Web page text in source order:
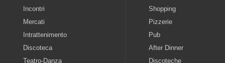
Incontri
Mercati
Intrattenimento
Discoteca
Teatro-Danza
Shopping
Pizzerie
Pub
After Dinner
Discoteche